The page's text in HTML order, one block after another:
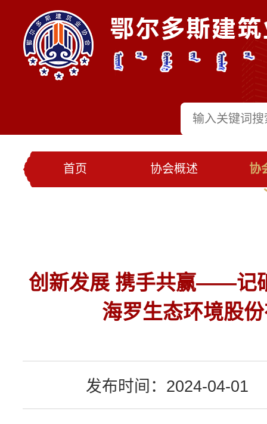
首页 协会概述 协
创新发展 携手共赢——记
海罗生态环境股
发布时间：2024-04-01